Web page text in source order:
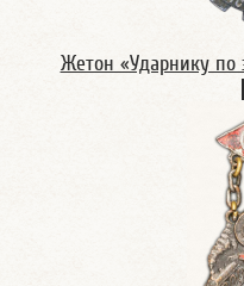
Жетон «Ударнику по